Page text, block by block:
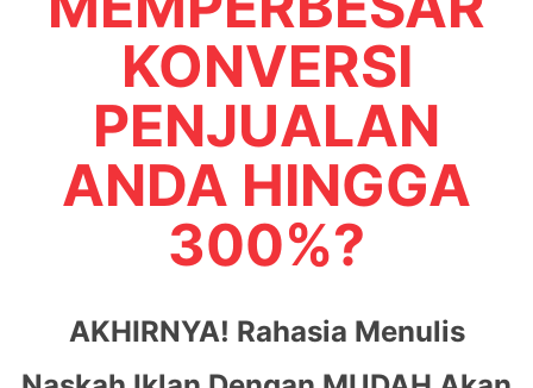
KONVERSI
PENJUALAN
ANDA HINGGA
300%?
AKHIRNYA! Rahasia Menulis